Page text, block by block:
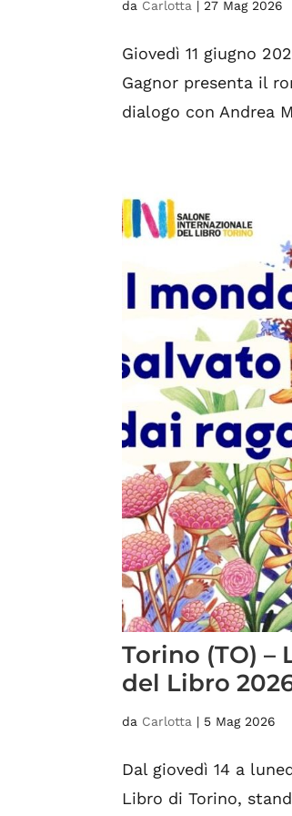
da Carlotta | 27 Mag 2026
Giovedì 11 giugno
Gagnor presenta il
dialogo con Andrea
Torino (TO) –
del Libro
da Carlotta | 5 Mag 2026
Dal giovedì 14 a
Libro di Torino,